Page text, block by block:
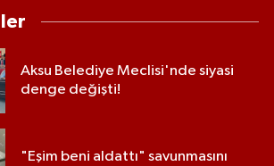
Aksu Belediye Meclisi'nde siyasi
denge değişti!
"Eşim beni aldattı" savunmasını